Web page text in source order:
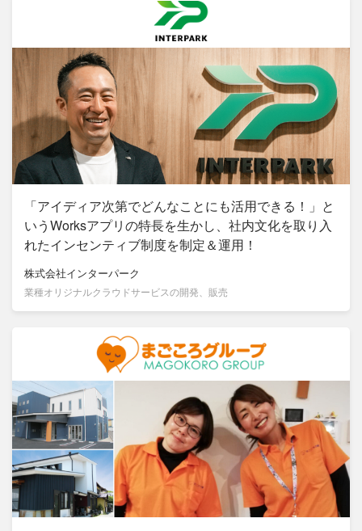
「アイディア次第でどんなことにも活用できる！」と
いうWorksアプリの特長を生かし、社内文化を取り入
れたインセンティブ制度を制定＆運用！
株式会社インターパーク
業種オリジナルクラウドサービスの開発、販売